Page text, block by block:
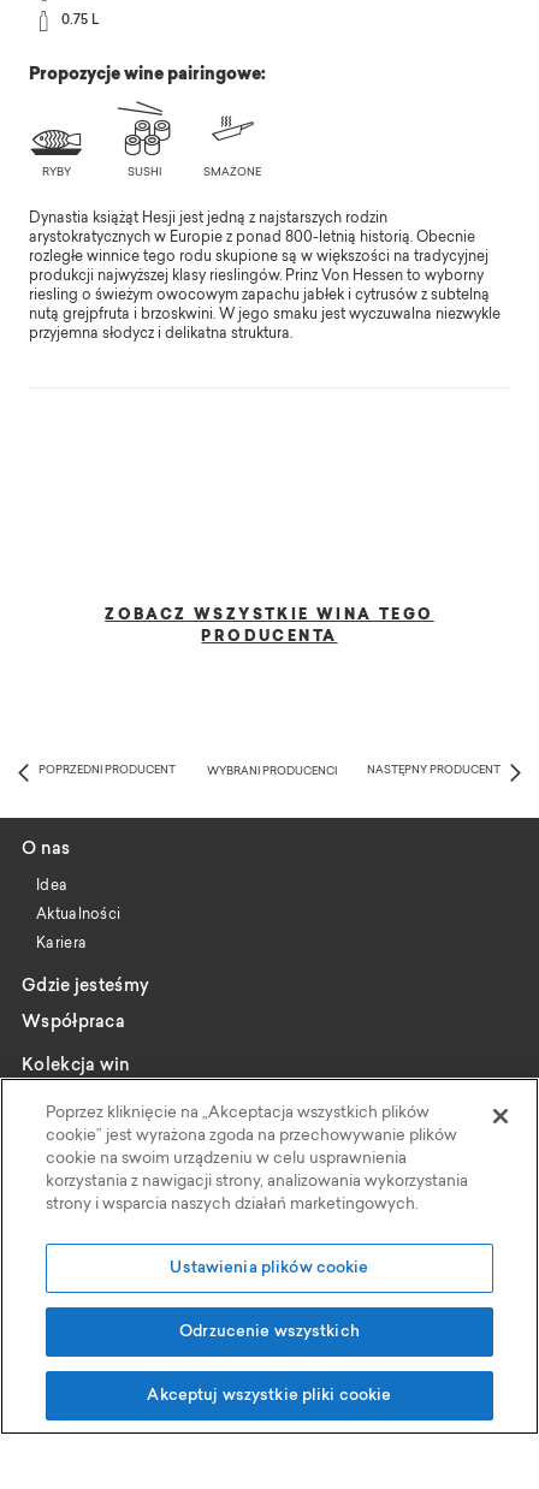
0.75 L
Propozycje wine pairingowe:
Dynastia książąt Hesji jest jedną z najstarszych rodzin
arystokratycznych w Europie z ponad 800-letnią historią. Obecnie
rozległe winnice tego rodu skupione są w większości na tradycyjnej
produkcji najwyższej klasy rieslingów. Prinz Von Hessen to wyborny
riesling o świeżym owocowym zapachu jabłek i cytrusów z subtelną
nutą grejpfruta i brzoskwini. W jego smaku jest wyczuwalna niezwykle
przyjemna słodycz i delikatna struktura.
ZOBACZ WSZYSTKIE WINA TEGO
PRODUCENTA
POPRZEDNI PRODUCENT WYBRANI PRODUCENCI NASTĘPNY PRODUCENT
O nas
Idea
Aktualności
Kariera
Gdzie jesteśmy
Współpraca
Kolekcja win
Katalog
Wybrani producenci
Wine pairing
Kontakt
Polityka Prywatności
Grupa Eurocash, ul Wiśniowa 11, 62-052 Komorniki
Projekt i realizacja:
© 2026 Wszelkie prawa zastrzeżone przez Faktoria Win à la Carte
Poprzez kliknięcie na „Akceptacja wszystkich plików
cookie” jest wyrażona zgoda na przechowywanie plików
cookie na swoim urządzeniu w celu usprawnienia
korzystania z nawigacji strony, analizowania wykorzystania
strony i wsparcia naszych działań marketingowych.
Ustawienia plików cookie
Odrzucenie wszystkich
Akceptuj wszystkie pliki cookie